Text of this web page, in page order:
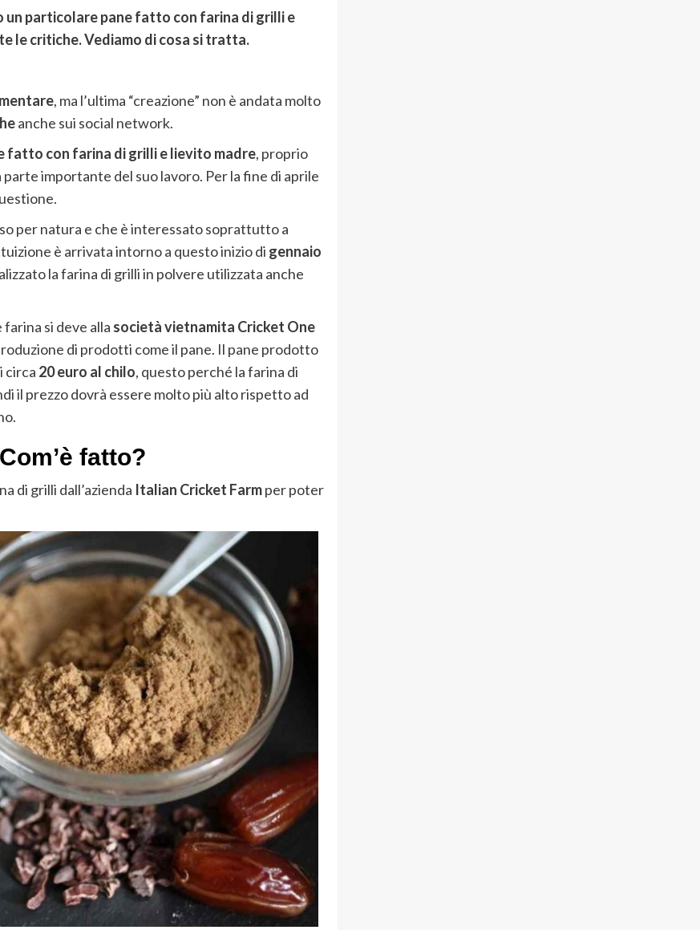
particolare pane fatto con farina di grilli e
le critiche. Vediamo di cosa si tratta.
, ma l’ultima “creazione” non è andata molto
anche sui social network.
fatto con farina di grilli e lievito madre, proprio
importante del suo lavoro. Per la fine di aprile
per natura e che è interessato soprattutto a
è arrivata intorno a questo inizio di gennaio
la farina di grilli in polvere utilizzata anche
si deve alla società vietnamita Cricket One
di prodotti come il pane. Il pane prodotto
circa 20 euro al chilo, questo perché la farina di
il prezzo dovrà essere molto più alto rispetto ad
fatto?
di grilli dall’azienda Italian Cricket Farmper poter